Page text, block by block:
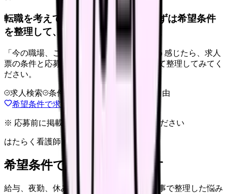
転職を考えている看護師さんへ。まずは希望条件
を整理して、求人を見比べられます。
「今の職場、このままでいいのかな...」そう感じたら、求人
票の条件と応募前に確認したい不安を分けて整理してみてく
ださい。
求人検索 条件整理
退会自由
希望条件で求人を探す
※ 応募前に掲載元の最新情報を確認してください
はたらく看護師さん 求人
希望条件で看護師求人を探す
給与、夜勤、休み、ブランクなど、この記事で整理した悩み